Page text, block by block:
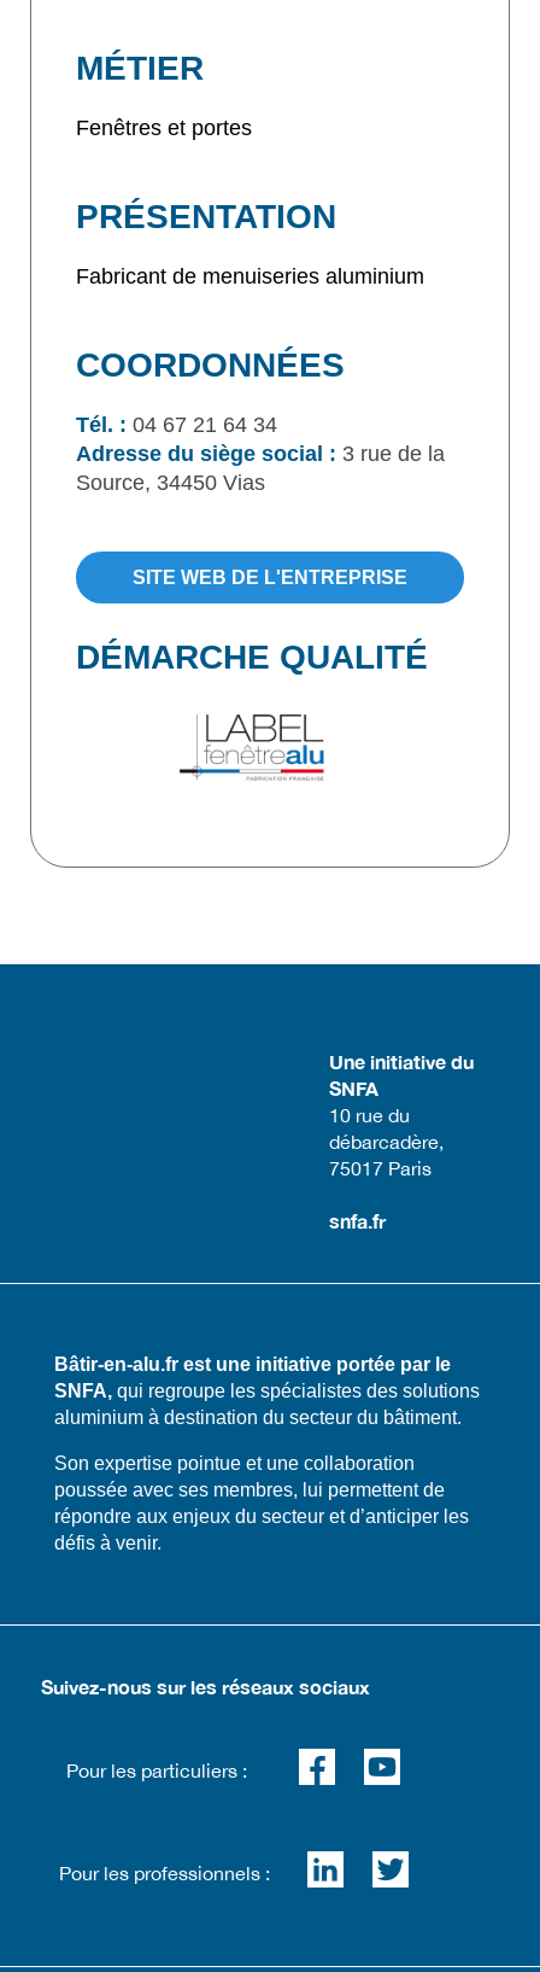
MÉTIER
Fenêtres et portes
PRÉSENTATION
Fabricant de menuiseries aluminium
COORDONNÉES
Tél. : 04 67 21 64 34
Adresse du siège social : 3 rue de la
Source, 34450 Vias
SITE WEB DE L'ENTREPRISE
DÉMARCHE QUALITÉ
Une initiative du
SNFA
​10 rue du
débarcadère,
75017 Paris​
snfa.fr
Bâtir-en-alu.fr est une initiative portée par le
SNFA,qui regroupe les spécialistes des solutions
aluminium à destination du secteur du bâtiment.
​​Son expertise pointue et une collaboration
poussée avec ses membres, lui permettent de
répondre aux enjeux du secteur et d’anticiper les
défis à venir.
Suivez-nous sur les réseaux sociaux
Pour les particuliers :
Pour les professionnels :